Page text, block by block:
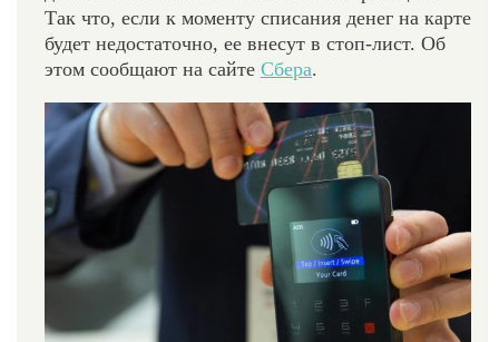
Так что, если к моменту списания денег на карте
будет недостаточно, ее внесут в стоп-лист. Об
этом сообщают на сайте Сбера.